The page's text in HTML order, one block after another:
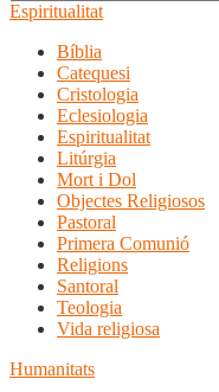
Espiritualitat
Bíblia
Catequesi
Cristologia
Eclesiologia
Espiritualitat
Litúrgia
Mort i Dol
Objectes Religiosos
Pastoral
Primera Comunió
Religions
Santoral
Teologia
Vida religiosa
Humanitats